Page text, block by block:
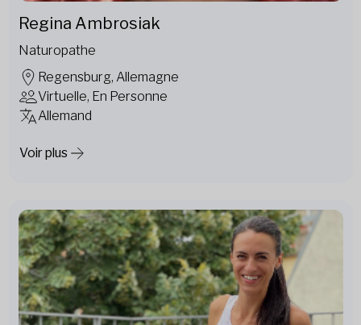
Regina Ambrosiak
Naturopathe
Regensburg, Allemagne
Virtuelle, En Personne
Allemand
Voir plus